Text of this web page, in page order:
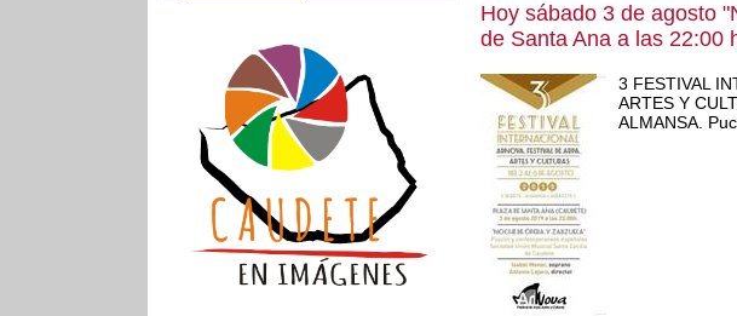
Hoy sábado 3 de agosto
de Santa Ana a las 22:00
3 FESTIVAL
ARTES Y
ALMANSA.